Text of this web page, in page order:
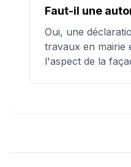
Faut-il une
Oui, une
travaux en mairie
l'aspect de la